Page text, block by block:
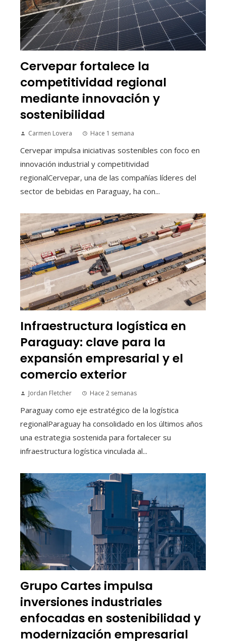
Cervepar fortalece la
competitividad regional
mediante innovación y
sostenibilidad
Carmen Lovera Hace 1 semana
Cervepar impulsa iniciativas sostenibles con foco en
innovación industrial y competitividad
regionalCervepar, una de las compañías líderes del
sector de bebidas en Paraguay, ha con...
Infraestructura logística en
Paraguay: clave para la
expansión empresarial y el
comercio exterior
Jordan Fletcher Hace 2 semanas
Paraguay como eje estratégico de la logística
regionalParaguay ha consolidado en los últimos años
una estrategia sostenida para fortalecer su
infraestructura logística vinculada al...
Grupo Cartes impulsa
inversiones industriales
enfocadas en sostenibilidad y
modernización empresarial